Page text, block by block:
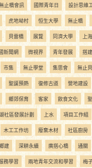
止橋會訊 國際青年日 設計思維
虎地坳村 恒生大學 無止橋
貝雷橋 展覽 同濟大學 上
新聞網 微視界 青年發展 搭
市集 無止學堂 集思會 無止
聖誕預熱 復修古道 營地建設
鄉郊保育 客家 飲食文化
社區發展計劃 上水 項目工作組
木工工作坊 廢棄木材 社區廚房
建 深耕永續 廣搭心橋 通關
務學習 兩地青年交流和學習 梅